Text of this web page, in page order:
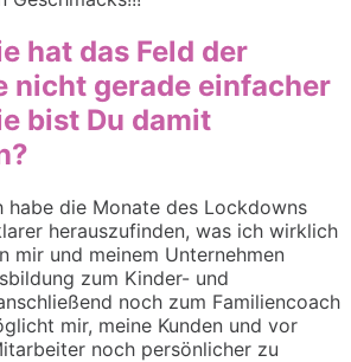
hat das Feld der
nicht gerade einfacher
bist Du damit
habe die Monate des Lockdowns
herauszufinden, was ich wirklich
mir und meinem Unternehmen
zum Kinder- und
noch zum Familiencoach
mir, meine Kunden und vor
noch persönlicher zu